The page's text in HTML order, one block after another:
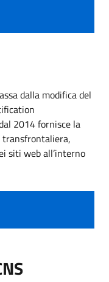
dalla modifica del
2014 fornisce la
transfrontaliera,
siti web all’interno